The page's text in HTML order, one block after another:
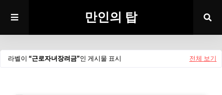
만인의 탑
라벨이 근로자녀장려금 인 게시물 표시 전체 보기